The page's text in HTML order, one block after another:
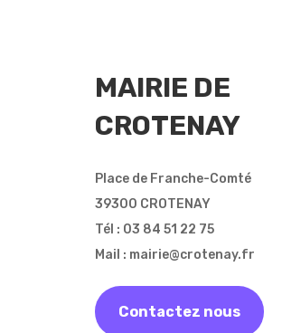
MAIRIE DE
CROTENAY
Place de Franche-Comté
39300 CROTENAY
Tél : 03 84 51 22 75
Mail : mairie@crotenay.fr
Contactez nous